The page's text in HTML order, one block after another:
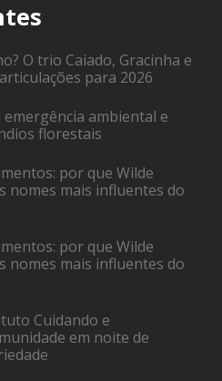
O trio Caiado, Gracinha e
para 2026
ambiental e
florestais
por que Wilde
nomes mais influentes do
por que Wilde
nomes mais influentes do
Cuidando e
em noite de